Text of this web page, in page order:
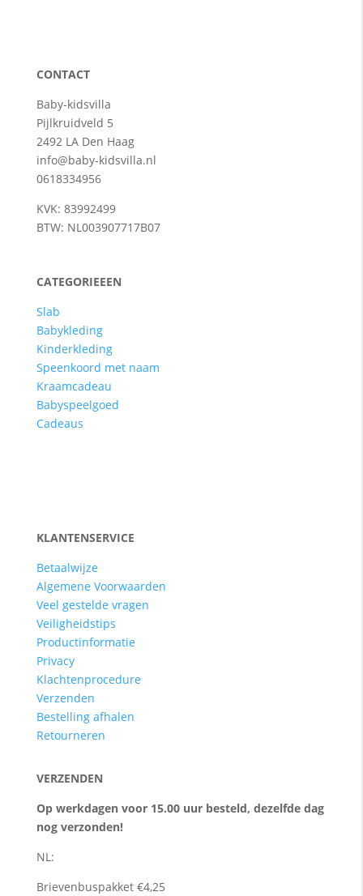
CONTACT
Baby-kidsvilla
Pijlkruidveld 5
2492 LA Den Haag
info@baby-kidsvilla.nl
0618334956
KVK: 83992499
BTW: NL003907717B07
CATEGORIEEEN
Slab
Babykleding
Kinderkleding
Speenkoord met naam
Kraamcadeau
Babyspeelgoed
Cadeaus
KLANTENSERVICE
Betaalwijze
Algemene Voorwaarden
Veel gestelde vragen
Veiligheidstips
Productinformatie
Privacy
Klachtenprocedure
Verzenden
Bestelling afhalen
Retourneren
VERZENDEN
Op werkdagen voor 15.00 uur besteld, dezelfde dag
nog verzonden!
NL:
Brievenbuspakket €4,25